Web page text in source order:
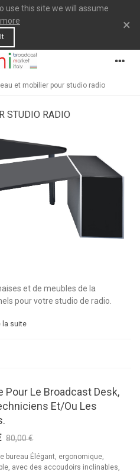
use this site we will assume
×
et mobilier pour studio radio
STUDIO RADIO
et de meubles de la
pour votre studio de radio.
la suite
Pour Le Broadcast Desk,
Et/ou Les
80,00 €
bureau Élégant, ergonomique,
avec des accoudoirs inclinables,